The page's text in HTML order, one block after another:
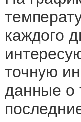
каждого
точную
данные о